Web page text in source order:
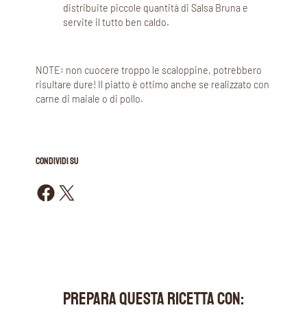
distribuite piccole quantità di Salsa Bruna e
servite il tutto ben caldo.
NOTE: non cuocere troppo le scaloppine, potrebbero
risultare dure! Il piatto è ottimo anche se realizzato con
carne di maiale o di pollo.
CONDIVIDI SU
Condividi su Facebook Condividi su X
PREPARA QUESTA RICETTA CON: